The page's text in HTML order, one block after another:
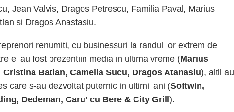
Jean Valvis, Dragos Petrescu, Familia Paval, Marius
si Dragos Anastasiu.
renumiti, cu businessuri la randul lor extrem de
ei au fost prezentiin media in ultima vreme (Marius
Cristina Batlan, Camelia Sucu, Dragos Atanasiu), altii au
care s-au dezvoltat puternic in ultimii ani (Softwin,
Dedeman, Caru’ cu Bere & City Grill ).